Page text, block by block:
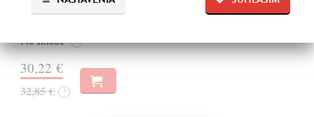
autorovu starší novelu z roku 1980 a tematicky se prolíná s jeho
Na sklade ?
30,22 €
32,85 € ?